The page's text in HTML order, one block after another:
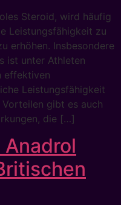
Steroid, wird häufig
Leistungsfähigkeit zu
erhöhen. Insbesondere
ist unter Athleten
effektiven
Leistungsfähigkeit
gibt es auch
die […]